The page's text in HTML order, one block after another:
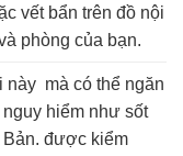
vết bẩn trên đồ nội
phòng của bạn.
này mà có thể ngăn
hiểm như sốt
Bản. được kiểm